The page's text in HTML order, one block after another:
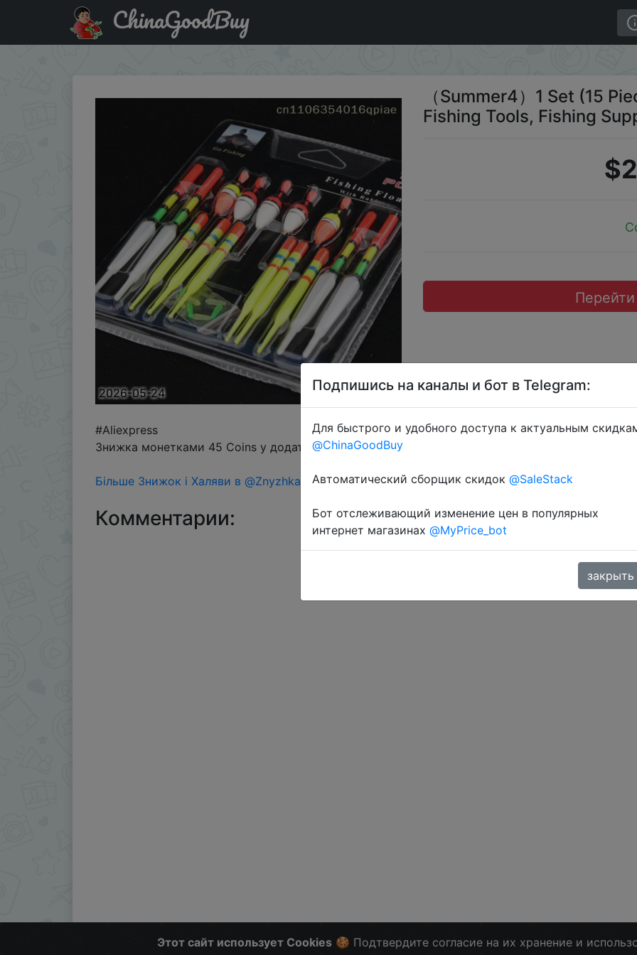
Акция на: （Summer4）1 Set (15 Pieces) Of Float, Fishing Gear, Fishing Tools, Fishing Supplies And Accessories
ChinaGoodBuy
2026-05-24
（Summer4）1 Set (15
Fishing Tools, Fishing
#Aliexpress
Знижка монетками 45 Coins у додатку через розділ монет.
Більше Знижок і Халяви в @ZnyzhkaUA
Комментарии:
Этот сайт использует Cookies🍪 Подтвердите согласие на их хранение и
Подпишись на каналы и бот в Telegram:
Для быстрого и удобного доступа к актуальным
@ChinaGoodBuy
Автоматический сборщик скидок @SaleStack
Бот отслеживающий изменение цен в популярных
интернет магазинах @MyPrice_bot
закрыть